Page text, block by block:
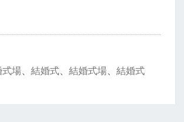
場、 結婚式、 結婚式場、 結婚式